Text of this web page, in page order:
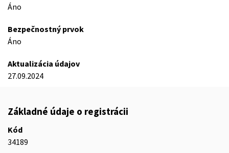
Áno
Bezpečnostný prvok
Áno
Aktualizácia údajov
27.09.2024
Základné údaje o registrácii
Kód
34189